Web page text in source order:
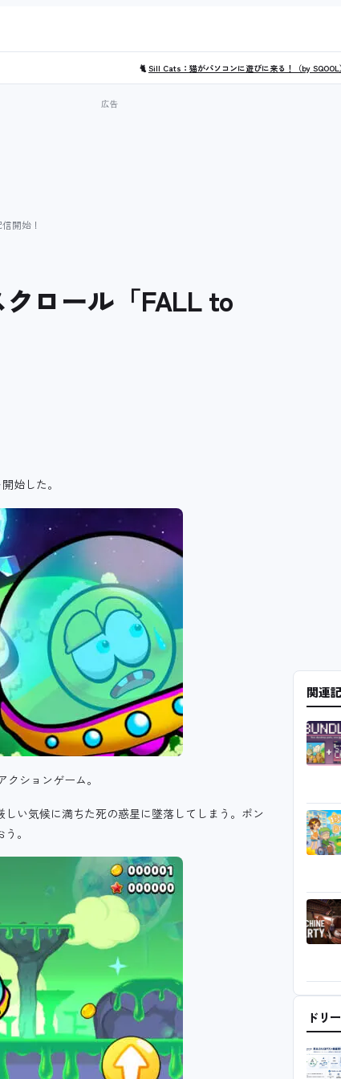
🐈Sill Cats：猫がパソコンに遊びに来る！（by
開始！
ロール「FALL to
始した。
クションゲーム。
い気候に満ちた死の惑星に墜落してしまう。ポン
。
関連
ドリ